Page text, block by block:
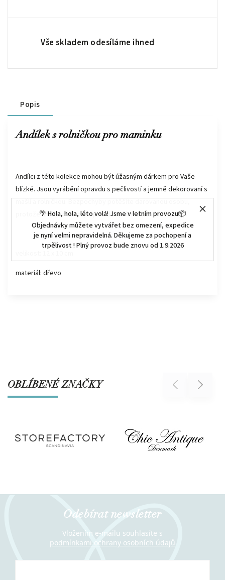
🌴 Hola, hola, léto volá! Jsme v letním provozu📦
Objednávky můžete vytvářet bez omezení, expedice
je nyní velmi nepravidelná. Děkujeme za pochopení a
trpělivost ! Plný provoz bude znovu od 1.9.2026
Vše skladem odesíláme ihned
Popis
Andílek s rolničkou pro maminku
Andílci z této kolekce mohou být úžasným dárkem pro Vaše
blízké. Jsou vyrábění opravdu s pečlivostí a jemně dekorovaní s
mašlí a rolničkou. Bezpochyby potěšíte darovanou osobu,
protože andílci obsahují opravdu upřímné a krásné citáty.
materiál: dřevo
OBLÍBENÉ ZNAČKY Previous Next
Odebírat newsletter
Vložením e-mailu souhlasíte s
podmínkami ochrany osobních údajů